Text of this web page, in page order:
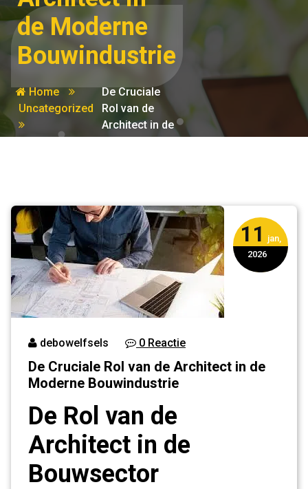
de Moderne
Bouwindustrie
Home
Uncategorized
De Cruciale
Rol van de
Architect in de
Moderne
11
jan,
2026
debowelfsels 0 Reactie
De Cruciale Rol van de Architect in de
Moderne Bouwindustrie
De Rol van de
Architect in de
Bouwsector